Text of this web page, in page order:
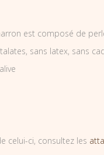
est composé de
sans latex, sans
celui-ci, consultez les